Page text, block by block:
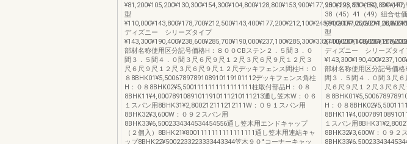
型
ディズニー シリーズタイプ
部材名称使用区分記号価格H：８００CBステン２．５間３．０
間３．５間４．０間３尺６尺９尺１２尺３尺６尺９尺１２尺３
尺６尺９尺１２尺３尺６尺９尺１２尺デッキフェンス間柱H：０
８8BHK01¥5,5006789789108910119101112デッキフェンス角柱
H：０８8BHK02¥5,5001111111111111111柱取付部品H：０８
8BHK11¥4,00078910891011910111210111213通し笠木W：０６
１スパン用8BHK31¥2,800212111212111W：０９１スパン用
8BHK32¥3,600W：０９２スパン用
8BHK33¥6,5002334344534454556通し笠木用エンドキャップ
（２個入）8BHK21¥8001111111111111111通し笠木用連結キャ
ップ8BHK22¥5002233223333443344笠木９０°コーナーキャッ
25（29）29（34）34（40
38（45）41（49）組合せ
型
ディズニー シリーズタイ
部材名称使用区分記号価
間３．５間４．０間３尺
尺６尺９尺１２尺３尺６
８
H：０８
１スパン用
8BHK32¥3,600W：０９２